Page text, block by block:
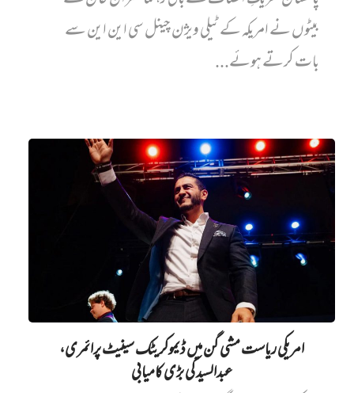
بیٹوں نے امریکہ کے ٹیلی ویژن چینل سی این این سے
بات کرتے ہوئے...
امریکی ریاست مشی گن میں ڈیموکریٹک سینیٹ پرائمری،
عبدالسید کی بڑی کامیابی